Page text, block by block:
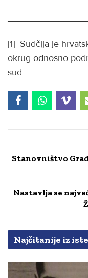
[1] Sudčija je
okrug odnosno
sud
Stanovništvo
Nastavlja se
Najčitanije iz